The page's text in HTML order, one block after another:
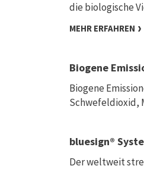
die biologische
MEHR ERFAHREN
Biogene
Biogene
Schwefeldioxid,
bluesign®
Der weltweit